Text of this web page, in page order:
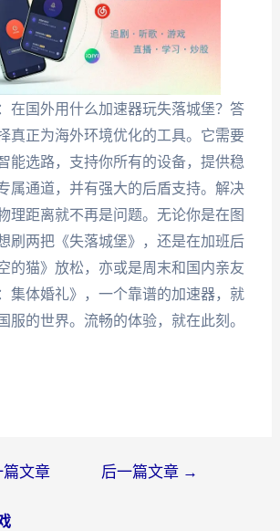
在国外用什么加速器玩失落城堡？答
真正为海外环境优化的工具。它需要
能选路，支持你所有的设备，提供稳
属通道，并有强大的后盾支持。解决
理距离就不再是问题。无论你是在图
刷两把《失落城堡》，还是在加班后
的猫》放松，亦或是周末和国内亲友
集体婚礼》，一个靠谱的加速器，就
服的世界。流畅的体验，就在此刻。
篇文章 后一篇文章 →